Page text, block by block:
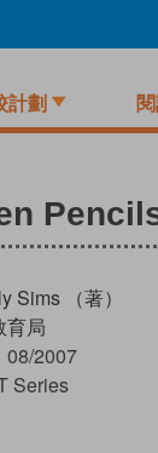
計劃
Sims （著）
育局
08/2007
Series